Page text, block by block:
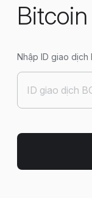
Nhập ID giao dịch